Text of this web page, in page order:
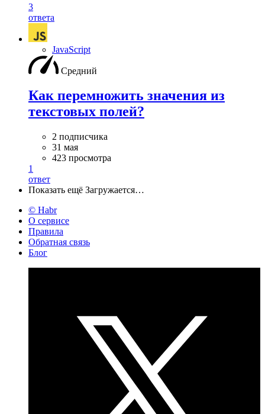
3
ответа
JavaScript
Средний
Как перемножить значения из
текстовых полей?
2 подписчика
31 мая
423 просмотра
1
ответ
Показать ещё Загружается…
© Habr
О сервисе
Правила
Обратная связь
Блог